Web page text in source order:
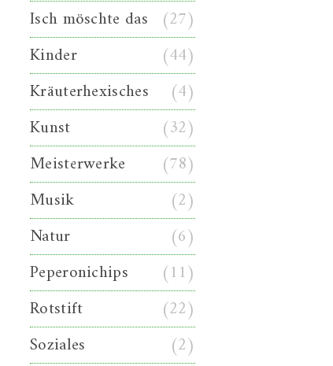
Isch möschte das (27)
Kinder
(44)
Kräuterhexisches
(4)
Kunst
(32)
Meisterwerke
(78)
Musik
(2)
Natur
(6)
Peperonichips
(11)
Rotstift
(22)
Soziales
(2)